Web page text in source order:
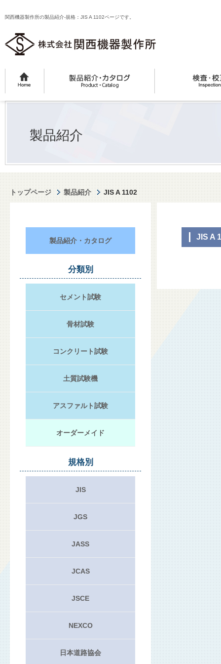
関西機器製作所の製品紹介-規格：JIS A 1102ページです。
製品紹介
トップページ 製品紹介 JIS A 1102
JIS A
製品紹介・カタログ
分類別
セメント試験
骨材試験
コンクリート試験
土質試験機
アスファルト試験
オーダーメイド
規格別
JIS
JGS
JASS
JCAS
JSCE
NEXCO
日本道路協会